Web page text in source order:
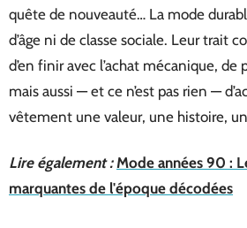
quête de nouveauté… La mode
d’âge ni de classe sociale. Leur trait
d’en finir avec l’achat mécanique, de
mais aussi — et ce n’est pas rien —
vêtement une valeur, une histoire,
Lire également : Mode années 90 :
marquantes de l'époque décodées